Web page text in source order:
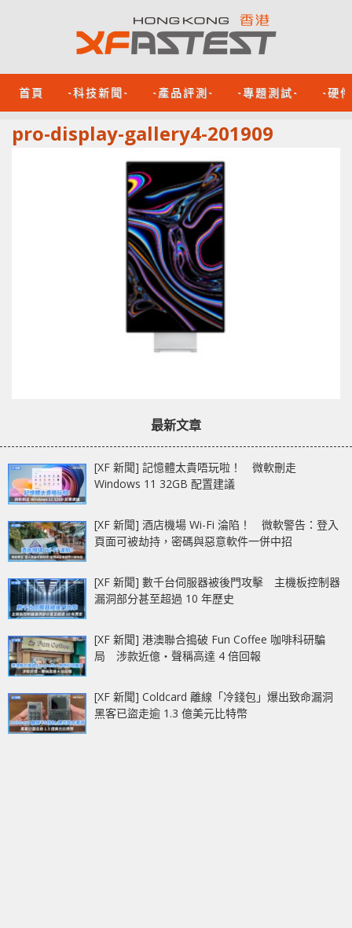
首頁 -科技新聞- -產品評測- -專題測試- -硬
pro-display-gallery4-201909
最新文章
[XF 新聞] 記憶體太貴唔玩啦！ 微軟刪走
Windows 11 32GB 配置建議
[XF 新聞] 酒店機場 Wi-Fi 淪陷！ 微軟警告：登入
頁面可被劫持，密碼與惡意軟件一併中招
[XF 新聞] 數千台伺服器被後門攻擊 主機板控制器
漏洞部分甚至超過 10 年歷史
[XF 新聞] 港澳聯合搗破 Fun Coffee 咖啡科研騙
局 涉款近億‧聲稱高達 4 倍回報
[XF 新聞] Coldcard 離線「冷錢包」爆出致命漏洞
黑客已盜走逾 1.3 億美元比特幣